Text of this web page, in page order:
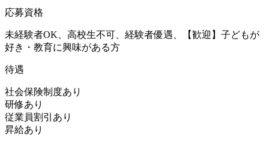
応募資格
未経験者OK、高校生不可、経験者優遇、【歓迎】子どもが
好き・教育に興味がある方
待遇
社会保険制度あり
研修あり
従業員割引あり
昇給あり